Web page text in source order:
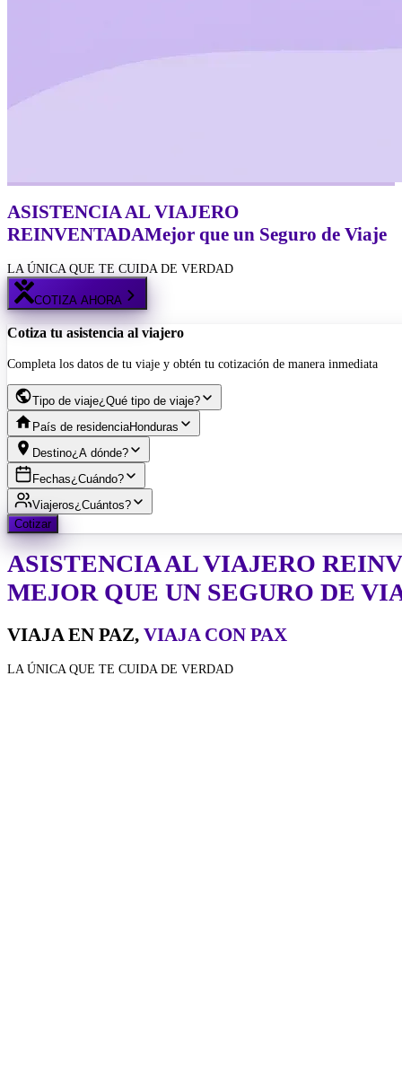
ASISTENCIA AL VIAJERO
REINVENTADAMejor que un Seguro de Viaje
LA ÚNICA QUE TE CUIDA DE VERDAD
COTIZA AHORA
Cotiza tu asistencia al viajero
Completa los datos de tu viaje y obtén tu cotización de manera inmediata
Tipo de viaje¿Qué tipo de viaje?
País de residenciaHonduras
Destino¿A dónde?
Fechas¿Cuándo?
Viajeros¿Cuántos?
Cotizar
ASISTENCIA AL VIAJERO
MEJOR QUE UN SEGURO DE
VIAJA EN PAZ, VIAJA CON PAX
LA ÚNICA QUE TE CUIDA DE VERDAD